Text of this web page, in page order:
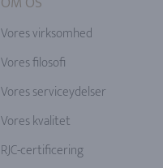
Vores virksomhed
Vores filosofi
Vores serviceydelser
Vores kvalitet
RJC-certificering